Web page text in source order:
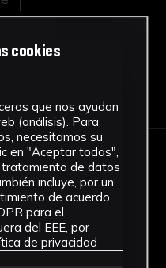
cookies
que nos ayudan
(análisis). Para
necesitamos su
en "Aceptar todas",
de datos
incluye, por un
de acuerdo
para el
del EEE, por
de privacidad